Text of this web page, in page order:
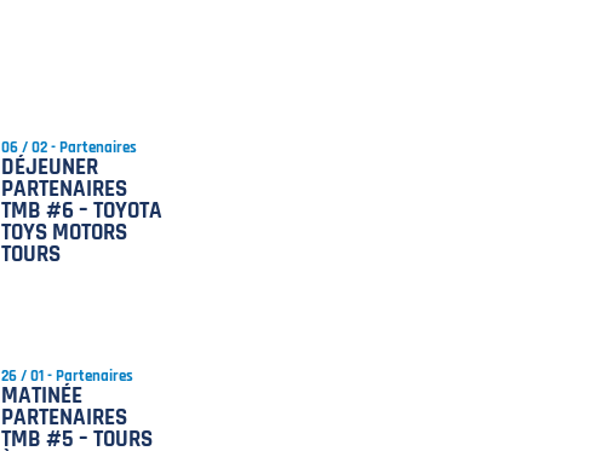
06 / 02 - Partenaires
DÉJEUNER
PARTENAIRES
TMB #6 – TOYOTA
TOYS MOTORS
TOURS
26 / 01 - Partenaires
MATINÉE
PARTENAIRES
TMB #5 – TOURS